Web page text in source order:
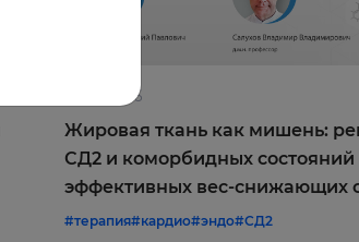
10.06.2026
Жировая ткань как мишень:
СД2 и коморбидных состояний
эффективных вес-снижающих
#терапия#кардио#эндо#СД2